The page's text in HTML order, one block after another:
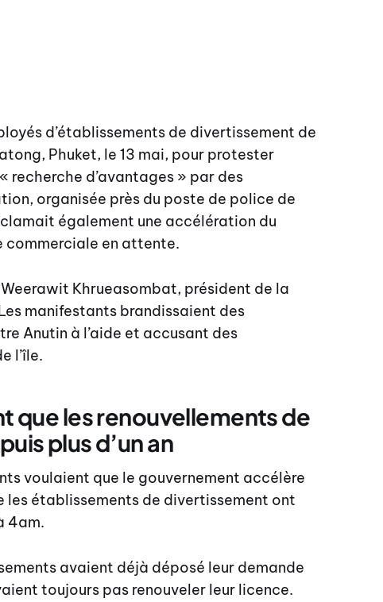
d’établissements de divertissement de
Phuket, le 13 mai, pour protester
recherche d’avantages » par des
organisée près du poste de police de
également une accélération du
commerciale en attente.
Khrueasombat, président de la
manifestants brandissaient des
Anutin à l’aide et accusant des
l’île.
que les renouvellements de
plus d’un an
voulaient que le gouvernement accélère
les établissements de divertissement ont
4am.
avaient déjà déposé leur demande
toujours pas renouveler leur licence.